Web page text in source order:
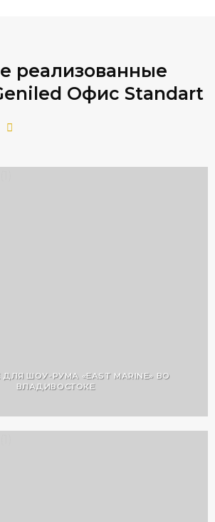
реализованные
Офис Standart
ШОУ-РУМА «EAST MARINE» ВО
ВЛАДИВОСТОКЕ